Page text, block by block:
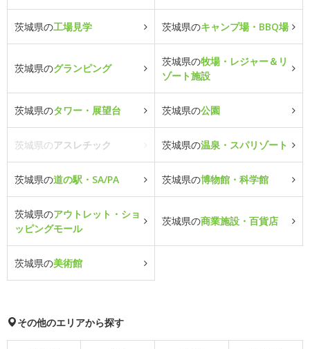
茨城県の工場見学 茨城県のキャンプ場・BBQ場
茨城県のグランピング
茨城県の牧場・レジャー＆リ
ゾート施設
茨城県のタワー・展望台 茨城県の公園
茨城県のアスレチック 茨城県の温泉・スパリゾート
茨城県の道の駅・SA/PA 茨城県の博物館・科学館
茨城県のアウトレット・ショ
ッピングモール
茨城県の商業施設・百貨店
茨城県の美術館
その他のエリアから探す